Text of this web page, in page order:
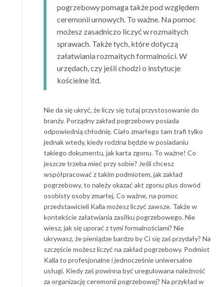
pogrzebowy pomaga także pod względem
ceremonii urnowych. To ważne. Na pomoc
możesz zasadniczo liczyć w rozmaitych
sprawach. Także tych, które dotyczą
załatwiania rozmaitych formalności. W
urzędach, czy jeśli chodzi o instytucje
kościelne itd.
Nie da się ukryć, że liczy się tutaj przystosowanie do
branży. Porządny zakład pogrzebowy posiada
odpowiednią chłodnię. Ciało zmarłego tam trafi tylko
jednak wtedy, kiedy rodzina będzie w posiadaniu
takiego dokumentu, jak karta zgonu. To ważne! Co
jeszcze trzeba mieć przy sobie? Jeśli chcesz
współpracować z takim podmiotem, jak zakład
pogrzebowy, to należy okazać akt zgonu plus dowód
osobisty osoby zmarłej. Co ważne, na pomoc
przedstawicieli Kalla możesz liczyć zawsze. Także w
kontekście załatwiania zasiłku pogrzebowego. Nie
wiesz, jak się uporać z tymi formalnościami? Nie
ukrywasz, że pieniądze bardzo by Ci się zaś przydały? Na
szczęście możesz liczyć na zakład pogrzebowy. Podmiot
Kalla to profesjonalne i jednocześnie uniwersalne
usługi. Kiedy zaś powinna być uregulowana należność
za organizację ceremonii pogrzebowej? Na przykład w